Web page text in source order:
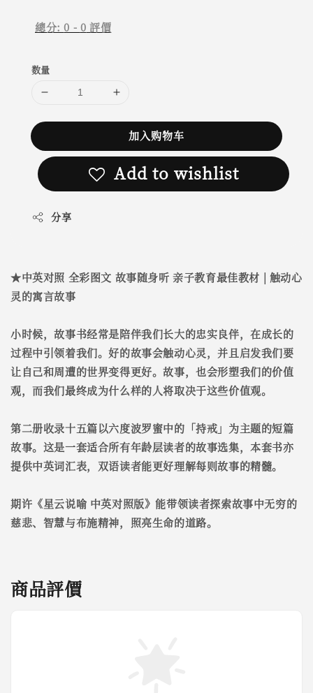
總分:0 - 0 評價
数量
加入购物车
Add to wishlist
分享
★中英对照 全彩图文 故事随身听 亲子教育最佳教材 | 触动心
灵的寓言故事
小时候，故事书经常是陪伴我们长大的忠实良伴，在成长的
过程中引领着我们。好的故事会触动心灵，并且启发我们要
让自己和周遭的世界变得更好。故事，也会形塑我们的价值
观，而我们最终成为什么样的人将取决于这些价值观。
第二册收录十五篇以六度波罗蜜中的「持戒」为主题的短篇
故事。这是一套适合所有年龄层读者的故事选集，本套书亦
提供中英词汇表，双语读者能更好理解每则故事的精髓。
期许《星云说喻 中英对照版》能带领读者探索故事中无穷的
慈悲、智慧与布施精神，照亮生命的道路。
商品評價